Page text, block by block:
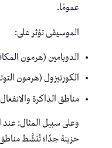
عمومًا.
الموسيقى تؤثر على:
الدوبامين (هرمون
الكورتيزول (هرمون
مناطق الذاكرة
وعلى سبيل المثال: عند
حزينة جدًا؛ تُنشَّط